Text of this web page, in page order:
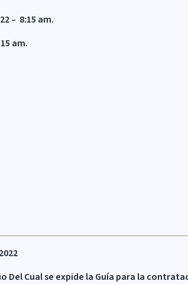
– 8:15 am.
am.
Del Cual se expide la Guía para la